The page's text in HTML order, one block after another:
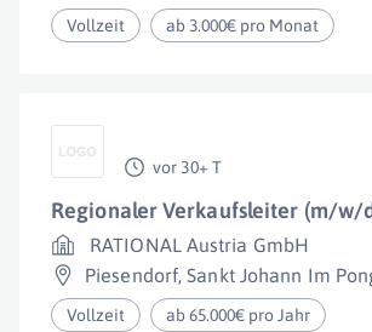
Vollzeit ab 3.000€ pro Monat
vor 30+ T
Regionaler Verkaufsleiter (m/w/
RATIONAL Austria GmbH
Piesendorf,Sankt Johann Im
Vollzeit ab 65.000€ pro Jahr